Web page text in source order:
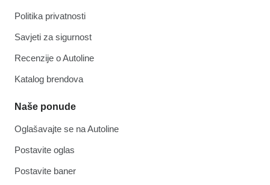
Politika privatnosti
Savjeti za sigurnost
Recenzije o Autoline
Katalog brendova
Naše ponude
Oglašavajte se na Autoline
Postavite oglas
Postavite baner